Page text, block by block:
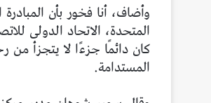
وأضاف، أنا فخور بأن
المتحدة، الاتحاد الدولى
كان دائمًا جزءًا لا يتجزأ
المستدامة.